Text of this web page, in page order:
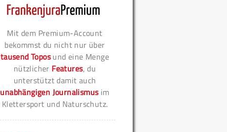
Mit dem Premium-Account
bekommst du nicht nur über
tausend Toposund eine Menge
nützlicher Features, du
unterstützt damit auch
unabhängigen Journalismusim
Klettersport und Naturschutz.